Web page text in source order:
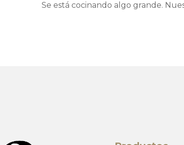
Se está cocinando algo grande.